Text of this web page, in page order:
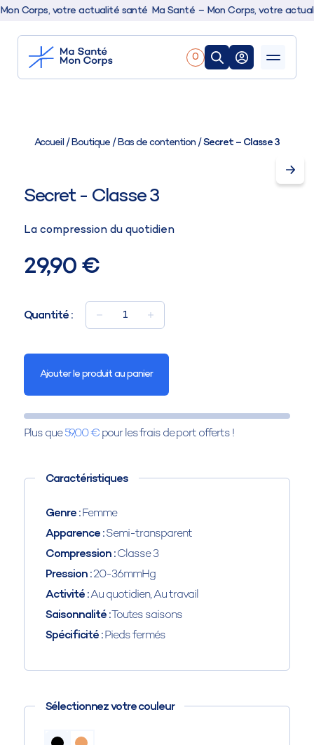
Corps, votre actualité santé Ma Santé – Mon Corps, votre
0
Boutique
Accueil/Boutique/Bas de contention/Secret – Classe 3
Secret - Classe 3
La compression du quotidien
29,90 €
Quantité : 1
Ajouter le produit au panier
Plus que59,00 €pour les frais de port offerts !
Caractéristiques
Genre :Femme
Apparence :Semi-transparent
Compression :Classe 3
Pression :20-36mmHg
Activité :Au quotidien, Au travail
Saisonnalité :Toutes saisons
Spécificité :Pieds fermés
Sélectionnez votre couleur